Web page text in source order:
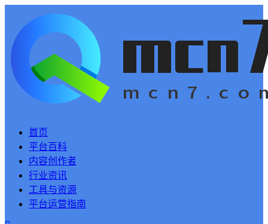
首页
平台百科
内容创作者
行业资讯
工具与资源
平台运营指南